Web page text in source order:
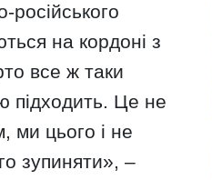
російського
на кордоні з
все ж таки
підходить. Це не
ми цього і не
зупиняти», –